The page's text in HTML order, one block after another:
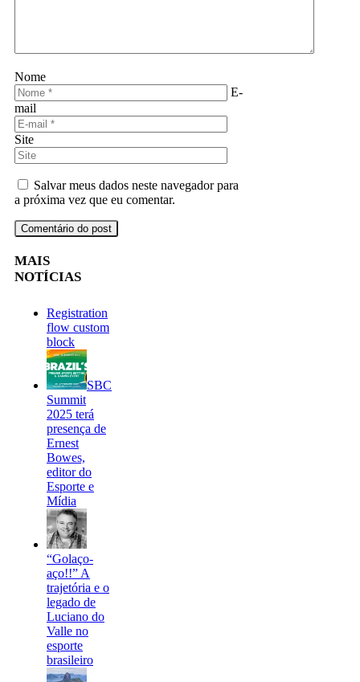
Nome
E-
mail
Site
Salvar meus dados neste navegador para
a próxima vez que eu comentar.
MAIS
NOTÍCIAS
Registration
flow custom
block
SBC
Summit
2025 terá
presença de
Ernest
Bowes,
editor do
Esporte e
Mídia
“Golaço-
aço!!” A
trajetória e o
legado de
Luciano do
Valle no
esporte
brasileiro